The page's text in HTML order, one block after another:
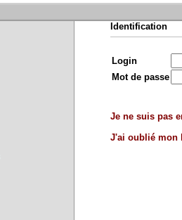
Identification
Login
Mot de passe
Je ne suis pas
J'ai oublié mon